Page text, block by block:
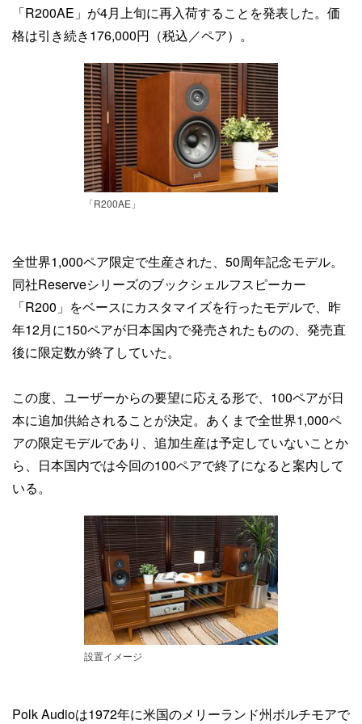
「R200AE」が4月上旬に再入荷することを発表した。価
格は引き続き176,000円（税込／ペア）。
「R200AE」
全世界1,000ペア限定で生産された、50周年記念モデル。
同社Reserveシリーズのブックシェルフスピーカー
「R200」をベースにカスタマイズを行ったモデルで、昨
年12月に150ペアが日本国内で発売されたものの、発売直
後に限定数が終了していた。
この度、ユーザーからの要望に応える形で、100ペアが日
本に追加供給されることが決定。あくまで全世界1,000ペ
アの限定モデルであり、追加生産は予定していないことか
ら、日本国内では今回の100ペアで終了になると案内して
いる。
設置イメージ
Polk Audioは1972年に米国のメリーランド州ボルチモアで